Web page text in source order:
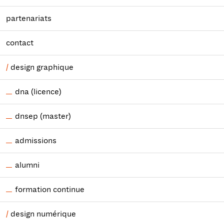
partenariats
contact
design graphique
dna (licence)
dnsep (master)
admissions
alumni
formation continue
design numérique